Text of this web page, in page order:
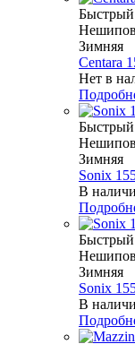
Зимняя
Centara
Нет в
Зимняя
Sonix
В
Зимняя
Sonix
В